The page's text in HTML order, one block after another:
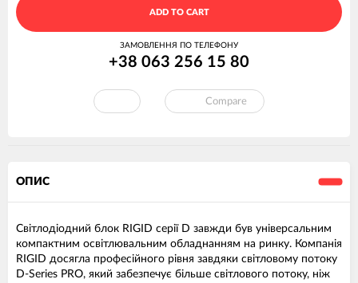
ADD TO CART
ЗАМОВЛЕННЯ ПО ТЕЛЕФОНУ
+38 063 256 15 80
Compare
ОПИС
Світлодіодний блок RIGID серії D завжди був універсальним
компактним освітлювальним обладнанням на ринку. Компанія
RIGID досягла професійного рівня завдяки світловому потоку
D-Series PRO, який забезпечує більше світлового потоку, ніж